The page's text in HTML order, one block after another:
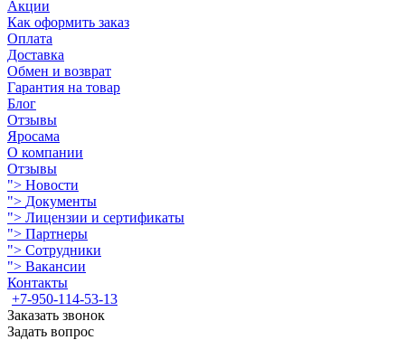
Акции
Как оформить заказ
Оплата
Доставка
Обмен и возврат
Гарантия на товар
Блог
Отзывы
Яросама
О компании
Отзывы
"> Новости
"> Документы
"> Лицензии и сертификаты
"> Партнеры
"> Сотрудники
"> Вакансии
Контакты
+7-950-114-53-13
Заказать звонок
Задать вопрос